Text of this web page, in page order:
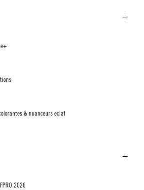
& nuanceurs eclat
2026